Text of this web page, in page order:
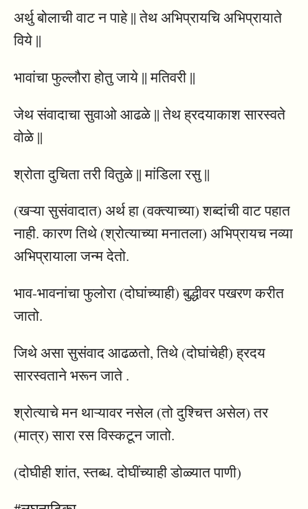
अर्थु बोलाची वाट न पाहे || तेथ अभिप्रायचि अभिप्रायाते
विये ||
भावांचा फुल्लौरा होतु जाये || मतिवरी ||
जेथ संवादाचा सुवाओ आढळे || तेथ ह्रदयाकाश सारस्वते
वोळे ||
श्रोता दुचिता तरी वितुळे || मांडिला रसु ||
(खऱ्या सुसंवादात) अर्थ हा (वक्त्याच्या) शब्दांची वाट पहात
नाही. कारण तिथे (श्रोत्याच्या मनातला) अभिप्रायच नव्या
अभिप्रायाला जन्म देतो.
भाव-भावनांचा फुलोरा (दोघांच्याही) बुद्धीवर पखरण करीत
जातो.
जिथे असा सुसंवाद आढळतो, तिथे (दोघांचेही) ह्रदय
सारस्वताने भरून जाते .
श्रोत्याचे मन थाऱ्यावर नसेल (तो दुश्चित्त असेल) तर
(मात्र) सारा रस विस्कटून जातो.
(दोघीही शांत, स्तब्ध. दोघींच्याही डोळ्यात पाणी)